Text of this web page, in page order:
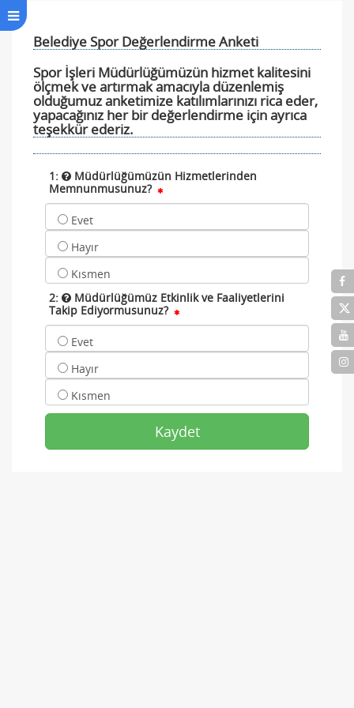
Belediye Spor Değerlendirme Anketi
Spor İşleri Müdürlüğümüzün hizmet kalitesini
ölçmek ve artırmak amacıyla düzenlemiş
olduğumuz anketimize katılımlarınızı rica eder,
yapacağınız her bir değerlendirme için ayrıca
teşekkür ederiz.
1:
Müdürlüğümüzün Hizmetlerinden
Memnunmusunuz?
Evet
Hayır
Kısmen
2:
Müdürlüğümüz Etkinlik ve Faaliyetlerini
Takip Ediyormusunuz?
Evet
Hayır
Kısmen
Kaydet